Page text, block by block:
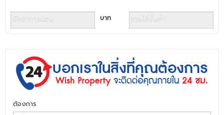
บาท
ต้องการ